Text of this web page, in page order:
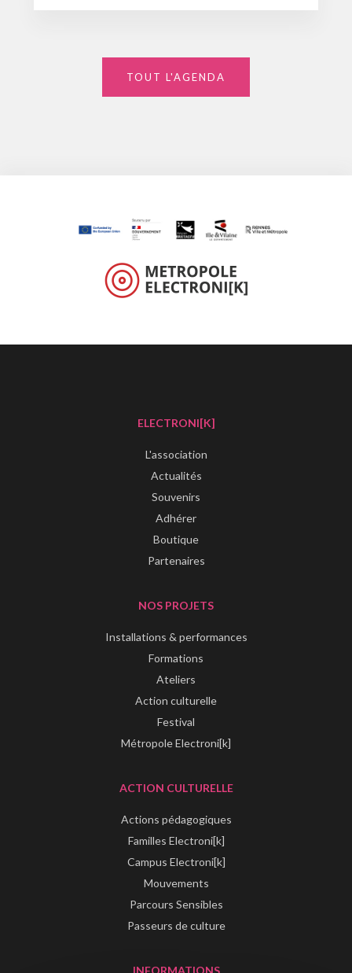
TOUT L'AGENDA
ELECTRONI[K]
L'association
Actualités
Souvenirs
Adhérer
Boutique
Partenaires
NOS PROJETS
Installations & performances
Formations
Ateliers
Action culturelle
Festival
Métropole Electroni[k]
ACTION CULTURELLE
Actions pédagogiques
Familles Electroni[k]
Campus Electroni[k]
Mouvements
Parcours Sensibles
Passeurs de culture
INFORMATIONS